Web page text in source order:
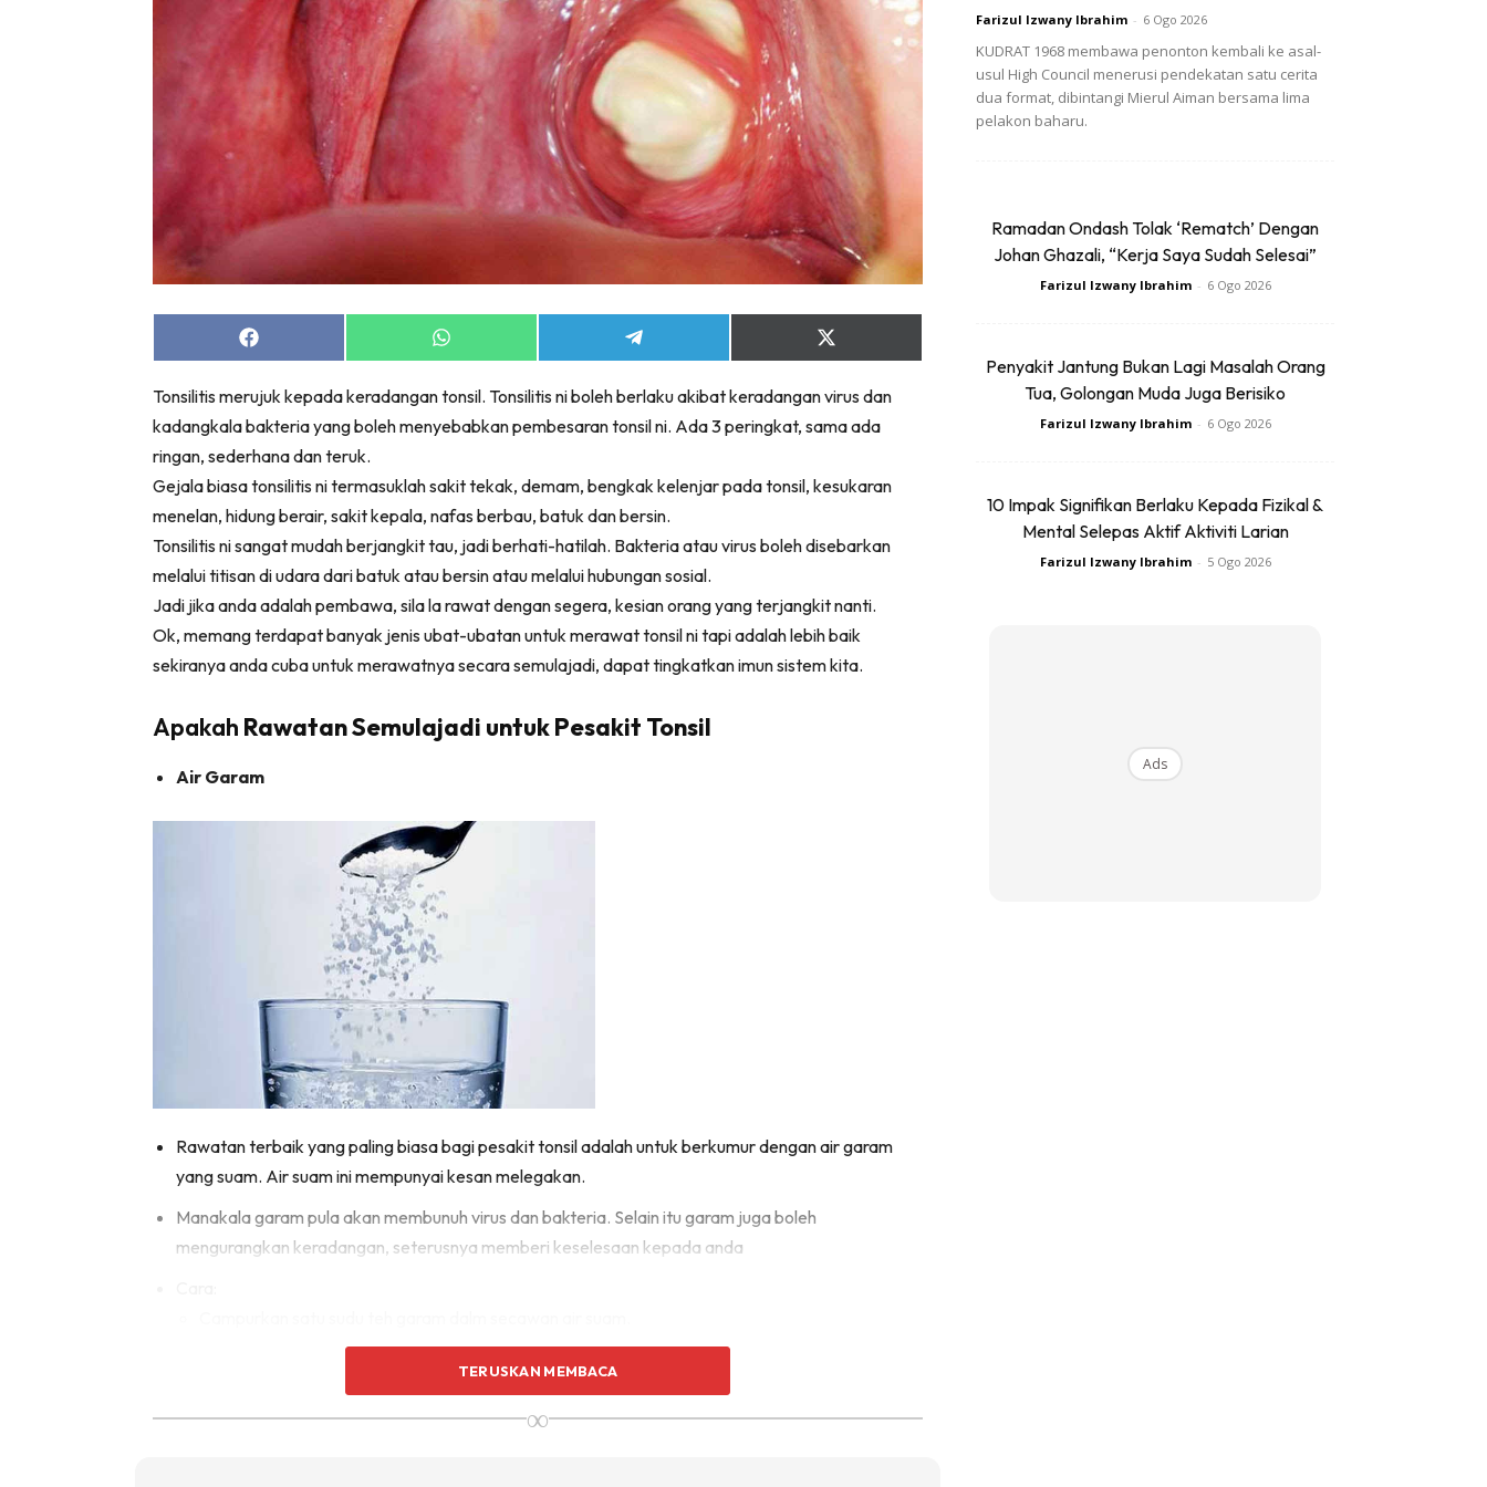
Share
on
Share
on
Share
on
Share
on
(Twitter)
Tonsilitis merujuk kepada keradangan tonsil. Tonsilitis ni boleh berlaku akibat keradangan virus dan
kadangkala bakteria yang boleh menyebabkan pembesaran tonsil ni. Ada 3 peringkat, sama ada
ringan, sederhana dan teruk.
Gejala biasa tonsilitis ni termasuklah sakit tekak, demam, bengkak kelenjar pada tonsil, kesukaran
menelan, hidung berair, sakit kepala, nafas berbau, batuk dan bersin.
Tonsilitis ni sangat mudah berjangkit tau, jadi berhati-hatilah. Bakteria atau virus boleh disebarkan
melalui titisan di udara dari batuk atau bersin atau melalui hubungan sosial.
Jadi jika anda adalah pembawa, sila la rawat dengan segera, kesian orang yang terjangkit nanti.
Ok, memang terdapat banyak jenis ubat-ubatan untuk merawat tonsil ni tapi adalah lebih baik
sekiranya anda cuba untuk merawatnya secara semulajadi, dapat tingkatkan imun sistem kita.
Apakah Rawatan Semulajadi untuk Pesakit Tonsil
Air Garam
Rawatan terbaik yang paling biasa bagi pesakit tonsil adalah untuk berkumur dengan air garam
yang suam. Air suam ini mempunyai kesan melegakan.
Manakala garam pula akan membunuh virus dan bakteria. Selain itu garam juga boleh
mengurangkan keradangan, seterusnya memberi keselesaan kepada anda
Ulang sekerap mungkin untuk pemulihan yang cepat
TERUSKAN MEMBACA
∞
Farizul Izwany Ibrahim - 6 Ogo 2026
KUDRAT 1968 membawa penonton kembali ke asal-
usul High Council menerusi pendekatan satu cerita
dua format, dibintangi Mierul Aiman bersama lima
pelakon baharu.
Ramadan Ondash Tolak ‘Rematch’ Dengan
Johan Ghazali, “Kerja Saya Sudah Selesai”
Farizul Izwany Ibrahim - 6 Ogo 2026
Penyakit Jantung Bukan Lagi Masalah Orang
Tua, Golongan Muda Juga Berisiko
Farizul Izwany Ibrahim - 6 Ogo 2026
10 Impak Signifikan Berlaku Kepada Fizikal &
Mental Selepas Aktif Aktiviti Larian
Farizul Izwany Ibrahim - 5 Ogo 2026
Ads